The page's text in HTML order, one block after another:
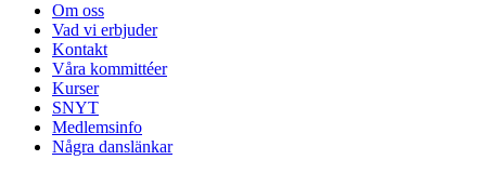
Om oss
Vad vi erbjuder
Kontakt
Våra kommittéer
Kurser
SNYT
Medlemsinfo
Några danslänkar